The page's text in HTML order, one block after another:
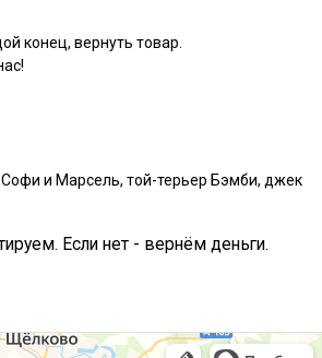
конец, вернуть товар.
и Марсель, той-терьер Бэмби, джек
Если нет - вернём деньги.